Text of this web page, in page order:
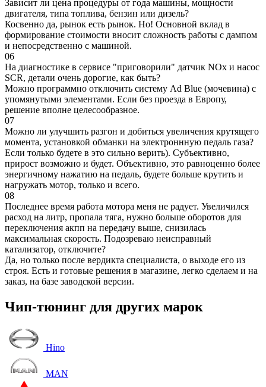
Зависит ли цена процедуры от года машины, мощности
двигателя, типа топлива, бензин или дизель?
Косвенно да, рынок есть рынок. Но! Основной вклад в
формирование стоимости вносит сложность работы с дампом
и непосредственно с машиной.
06
На диагностике в сервисе "приговорили" датчик NOx и насос
SCR, детали очень дорогие, как быть?
Можно программно отключить систему Ad Blue (мочевина) с
упомянутыми элементами. Если без проезда в Европу,
решение вполне целесообразное.
07
Можно ли улучшить разгон и добиться увеличения крутящего
момента, установкой обманки на электроннную педаль газа?
Если только будете в это сильно верить). Субъективно,
прирост возможно и будет. Объективно, это равноценно более
энергичному нажатию на педаль, будете больше крутить и
нагружать мотор, только и всего.
08
Последнее время работа мотора меня не радует. Увеличился
расход на литр, пропала тяга, нужно больше оборотов для
переключения акпп на передачу выше, снизилась
максимальная скорость. Подозреваю неисправный
катализатор, отключите?
Да, но только после вердикта специалиста, о выходе его из
строя. Есть и готовые решения в магазине, легко сделаем и на
заказ, на базе заводской версии.
Чип-тюнинг для других марок
Hino
MAN